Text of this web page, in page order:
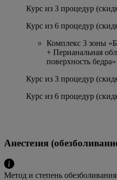
Курс из 3 процедур
Курс из 6 процедур
Комплекс 3 зоны
+ Перианальная
поверхность бедра»
Курс из 3 процедур
Курс из 6 процедур
Анестезия
Метод и степень